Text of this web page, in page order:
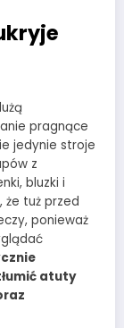
pragnące
jedynie stroje
z
bluzki i
że tuż przed
ponieważ
atuty